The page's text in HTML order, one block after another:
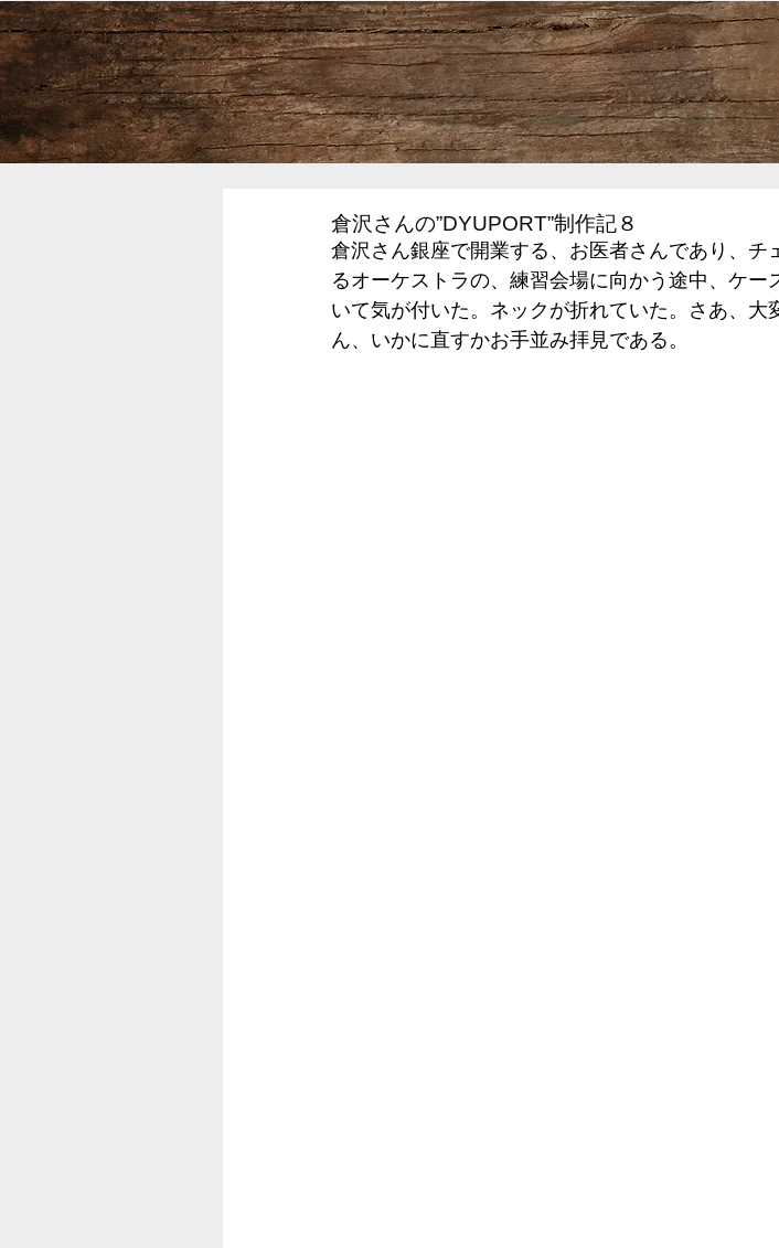
HOME ご案内
倉沢さんの”DYUPORT”制作記８
倉沢さん銀座で開業する、お医者さんであり、
るオーケストラの、練習会場に向かう途中、ケ
いて気が付いた。ネックが折れていた。さあ、大
ん、いかに直すかお手並み拝見である。